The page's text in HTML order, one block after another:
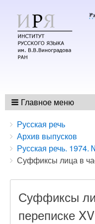
Главное меню
Breadcrumbs
You
are
here:
Русская речь
Архив выпусков
Русская речь. 1974.
Суффиксы лица в
Суффиксы
переписке